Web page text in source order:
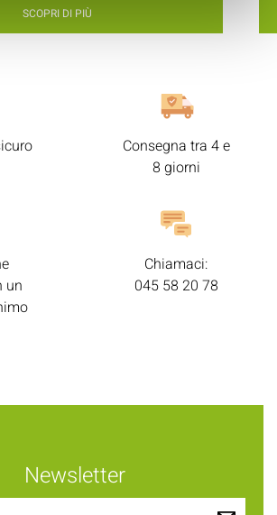
SCOPRI DI PIÙ
Consegna tra 4 e
8 giorni
un
Chiamaci:
045 58 20 78
Newsletter